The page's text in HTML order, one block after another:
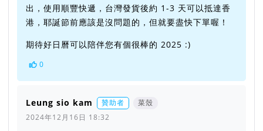
出，使用順豐快遞，台灣發貨後約 1-3 天可以抵達香
港，耶誕節前應該是沒問題的，但就要盡快下單喔！
期待好日曆可以陪伴您有個很棒的 2025 :)
0
Leung sio kam 贊助者
菜殼
2024年12月16日 18:32